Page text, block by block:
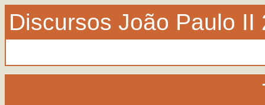
Discursos João Paulo II